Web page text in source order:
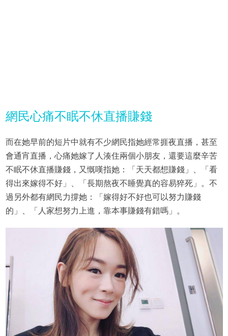
網民心痛不眠不休直播賺錢
而在她早前的短片中就有不少網民指她經常捱夜直播，甚至
會通宵直播，心痛她嫁了人湊住兩個小朋友，還要這麼辛苦
不眠不休直播賺錢，又慨嘆指她：「天天都想賺錢」、「看
得出來嫁得不好」、「長期熬夜不睡覺真的容易猝死」。不
過另外都有網民力撐她：「嫁得好不好也可以努力賺錢
的」、「人家想努力上進，靠本事賺錢有錯嗎」。